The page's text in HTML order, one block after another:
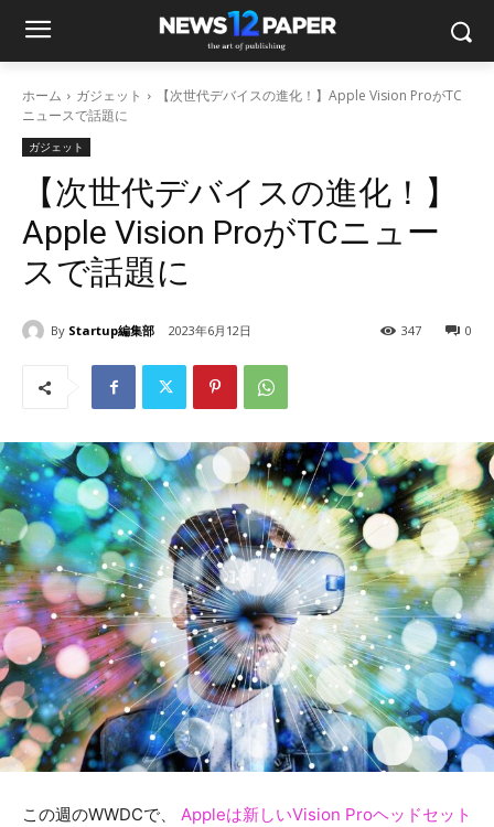
ホーム ガジェット
【次世代デバイスの進化！】Apple Vision ProがTC
ニュースで話題に
ガジェット
【次世代デバイスの進化！】
Apple Vision ProがTCニュー
スで話題に
By Startup編集部 2023年6月12日 0
347
この週のWWDCで、
Appleは新しいVision Proヘッドセット